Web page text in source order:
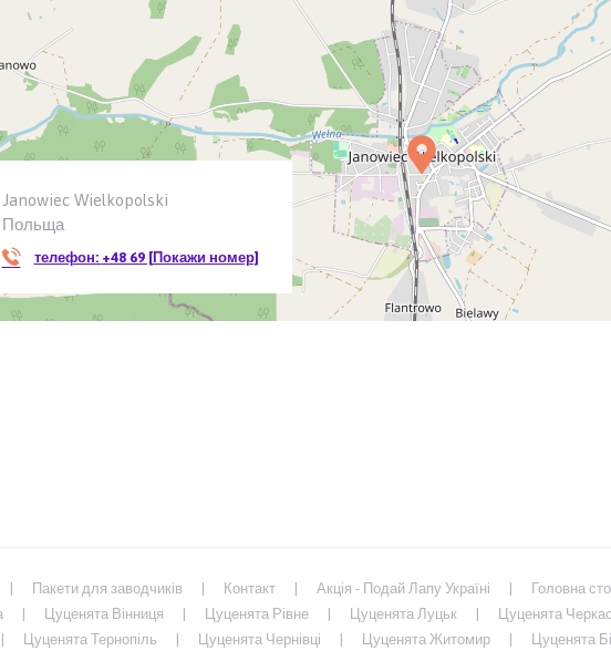
Janowiec Wielkopolski
Польща
телефон: +48 69 [Покажи номер]
Пакети для заводчиків Контакт Акція - Подай Лапу Україні Головна
Цуценята Вінниця Цуценята Рівне Цуценята Луцьк
Цуценята
Цуценята Тернопіль
Цуценята Чернівці Цуценята Житомир Цуценята